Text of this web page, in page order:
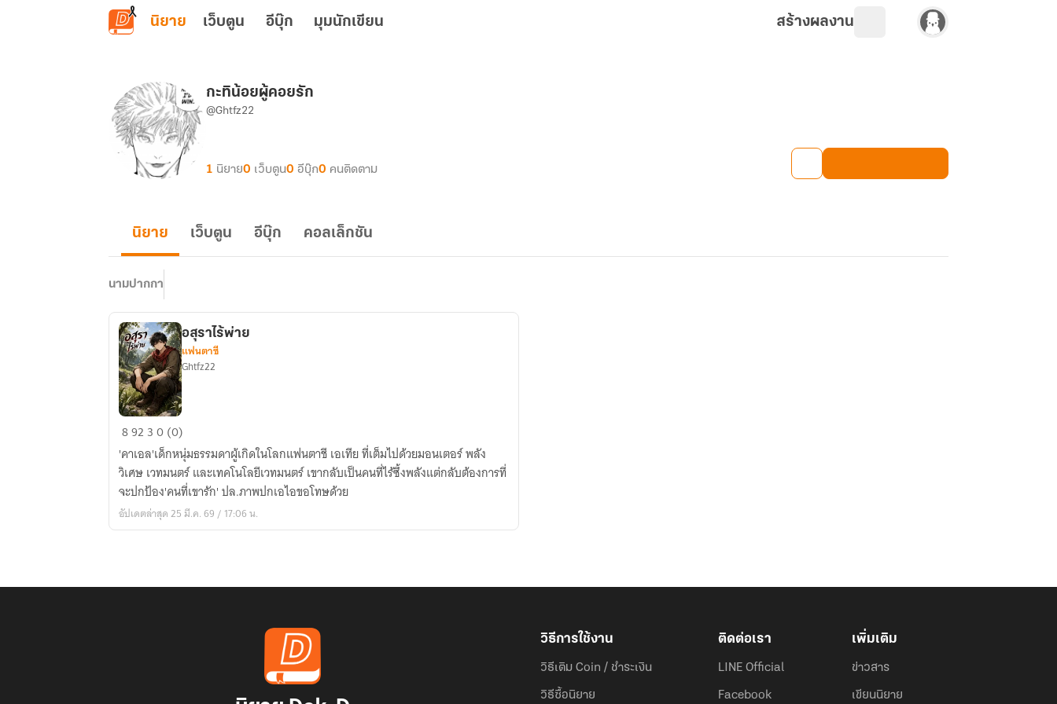
ข้ามไปยังเนื้อหาหลัก
นิยาย เว็บตูน อีบุ๊ก มุมนักเขียน สร้างผลงาน
กะทิน้อยผู้คอยรัก
@Ghtfz22
1 นิยาย0 เว็บตูน0 อีบุ๊ก0 คนติดตาม
นิยาย เว็บตูน อีบุ๊ก คอลเล็กชัน
นามปากกา
อสุ
ไร้
พ่าย
อสุราไร้พ่าย
แฟนตาซี
Ghtfz22
892 30 (0)
'คาเอล'เด็กหนุ่มธรรมดาผู้เกิดในโลกแฟนตาชี เอเทีย ที่เต็มไปด้วยมอนเตอร์ พลัง
วิเศษ เวทมนตร์ และเทคโนโลยีเวทมนตร์ เขากลับเป็นคนที่ไร้ซึ้งพลังแต่กลับต้องการที่
จะปกป้อง'คนที่เขารัก' ปล.ภาพปกเอไอขอโทษด้วย
อัปเดตล่าสุด 25 มี.ค. 69 / 17:06 น.
วิธีการใช้งาน
วิธีเติม Coin / ชำระเงิน
วิธีซื้อนิยาย
ติดต่อเรา
LINE Official
Facebook
เพิ่มเติม
ข่าวสาร
เขียนนิยาย